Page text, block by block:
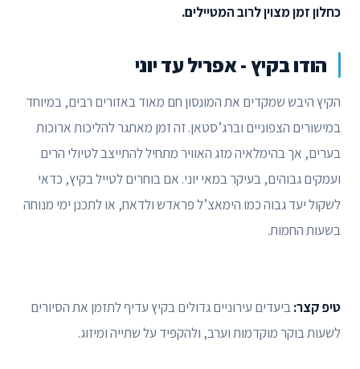
כחלון זמן מצוין לרוב המטיילים.
הודו בקיץ - אפריל עד יוני
הקיץ היבש שמקדים את המונסון חם מאוד באזורים רבים, במיוחד
במישורים הצפוניים וברג’סטאן. זה זמן מאתגר להליכות ארוכות
בערים, אך בהימלאיה מזג האוויר מתחיל להתייצב לטיולי הרים
ועמקים גבוהים, בעיקר במאי יוני. אם בוחרים לטייל בקיץ, כדאי
לשקול יעד גבוה כמו הימאצ’ל פראדש ולדאח, או לתכנן ימי מנוחה
בשעות החמות.
טיפ קצר:ביעדים עירוניים גדולים בקיץ עדיף לתזמן את הסיורים
לשעות בוקר מוקדמות וערב, ולהקפיד על שתייה ומיזוג.